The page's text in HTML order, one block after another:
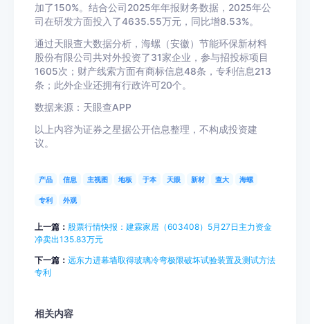
加了150%。结合公司2025年年报财务数据，2025年公
司在研发方面投入了4635.55万元，同比增8.53%。
通过天眼查大数据分析，海螺（安徽）节能环保新材料
股份有限公司共对外投资了31家企业，参与招投标项目
1605次；财产线索方面有商标信息48条，专利信息213
条；此外企业还拥有行政许可20个。
数据来源：天眼查APP
以上内容为证券之星据公开信息整理，不构成投资建
议。
产品 信息 主视图 地板 于本 天眼 新材 查大 海螺
专利 外观
上一篇： 股票行情快报：建霖家居（603408）5月27日主力资金
净卖出135.83万元
下一篇： 远东力进幕墙取得玻璃冷弯极限破坏试验装置及测试方法
专利
相关内容